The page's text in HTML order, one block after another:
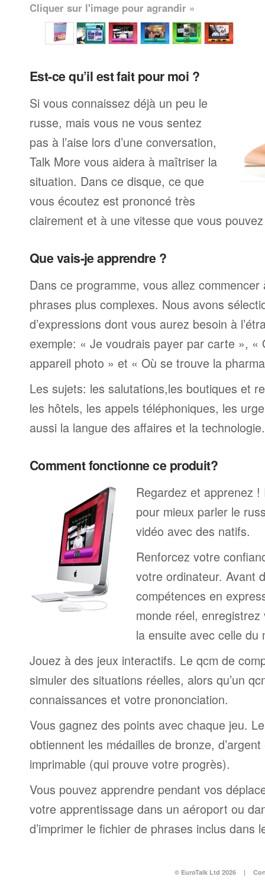
Cliquer sur l'image pour agrandir »
Est-ce qu’il est fait pour moi ?
Si vous connaissez déjà un peu le
russe, mais vous ne vous sentez
pas à l’aise lors d’une conversation,
Talk More vous aidera à maîtriser la
situation. Dans ce disque, ce que
vous écoutez est prononcé très
clairement et à une vitesse que vous
Que vais-je apprendre ?
Dans ce programme, vous allez
phrases plus complexes. Nous avons
d’expressions dont vous aurez besoin à
exemple: « Je voudrais payer par carte », «
appareil photo » et « Où se trouve la
Les sujets: les salutations,les boutiques et
les hôtels, les appels téléphoniques, les
aussi la langue des affaires et la technologie.
Comment fonctionne ce produit?
Regardez et apprenez
pour mieux parler le
vidéo avec des natifs.
Renforcez votre
votre ordinateur. Avant
compétences en
monde réel,
la ensuite avec celle du
Jouez à des jeux interactifs. Le qcm de
simuler des situations réelles, alors qu’un
connaissances et votre prononciation.
Vous gagnez des points avec chaque jeu.
obtiennent les médailles de bronze, d’argent
imprimable (qui prouve votre progrès).
Vous pouvez apprendre pendant vos
votre apprentissage dans un aéroport ou
d’imprimer le fichier de phrases inclus dans
© EuroTalk Ltd 2026 |